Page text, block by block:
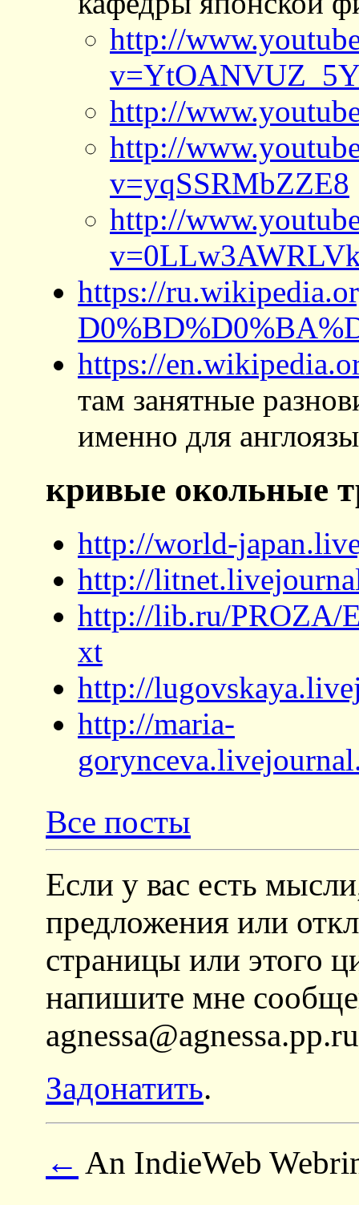
http://
http://
http://
v=yqSSRMbZZE8
http://
https://
https://
там занятные
именно для
кривые окольные
http://world-
http://
http://lib.ru/PROZA/
xt
http://
http://maria-
Все посты
Если у вас есть
предложения или
страницы или этого
напишите мне
Задонатить.
← An IndieWeb